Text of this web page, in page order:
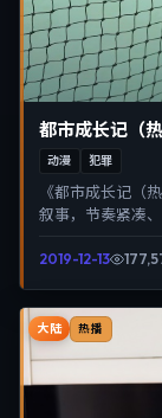
都市成长记（热
动漫 犯罪
《都市成长记（
叙事，节奏紧凑
2019-12-13
大陆 热播